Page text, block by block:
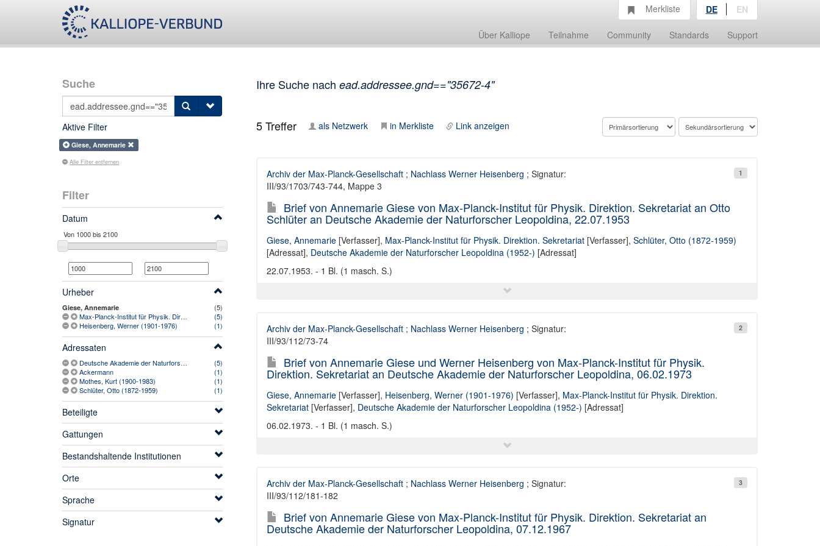
Über Kalliope Teilnahme Community Standards Support
Merkliste DE EN
Suche
Aktive Filter
Giese, Annemarie
Alle Filter entfernen
Filter
Datum
Urheber
Giese, Annemarie
(5)
Max-Planck-Institut für Physik. Direktion. Sekretariat
(5)
Heisenberg, Werner (1901-1976)
(1)
Adressaten
Deutsche Akademie der Naturforscher Leopoldina (1952-)
(5)
Ackermann
(1)
Mothes, Kurt (1900-1983)
(1)
Schlüter, Otto (1872-1959)
(1)
Beteiligte
Gattungen
Bestandshaltende Institutionen
Orte
Sprache
Signatur
Ihre Suche nach ead.addressee.gnd=="35672-4"
5Treffer als Netzwerk in Merkliste Link anzeigen
1
Archiv der Max-Planck-Gesellschaft; Nachlass Werner Heisenberg ; Signatur:
III/93/1703/743-744, Mappe 3
Brief von Annemarie Giese von Max-Planck-Institut für Physik. Direktion. Sekretariat an Otto
Schlüter an Deutsche Akademie der Naturforscher Leopoldina, 22.07.1953
Giese, Annemarie[Verfasser], Max-Planck-Institut für Physik. Direktion. Sekretariat[Verfasser], Schlüter, Otto (1872-1959)
[Adressat], Deutsche Akademie der Naturforscher Leopoldina (1952-) [Adressat]
22.07.1953. - 1 Bl. (1 masch. S.)
2
Archiv der Max-Planck-Gesellschaft; Nachlass Werner Heisenberg ; Signatur:
III/93/112/73-74
Brief von Annemarie Giese und Werner Heisenberg von Max-Planck-Institut für Physik.
Direktion. Sekretariat an Deutsche Akademie der Naturforscher Leopoldina, 06.02.1973
Giese, Annemarie[Verfasser], Heisenberg, Werner (1901-1976) [Verfasser], Max-Planck-Institut für Physik. Direktion.
Sekretariat[Verfasser], Deutsche Akademie der Naturforscher Leopoldina (1952-) [Adressat]
06.02.1973. - 1 Bl. (1 masch. S.)
3
Archiv der Max-Planck-Gesellschaft; Nachlass Werner Heisenberg ; Signatur:
III/93/112/181-182
Brief von Annemarie Giese von Max-Planck-Institut für Physik. Direktion. Sekretariat an
Deutsche Akademie der Naturforscher Leopoldina, 07.12.1967